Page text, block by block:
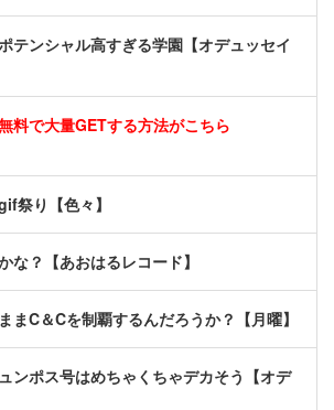
テンシャル高すぎる学園【オデュッセイ
料で大量GETする方法がこちら
祭り【色々】
な？【あおはるレコード】
まC＆Cを制覇するんだろうか？【月曜】
ンポス号はめちゃくちゃデカそう【オデ